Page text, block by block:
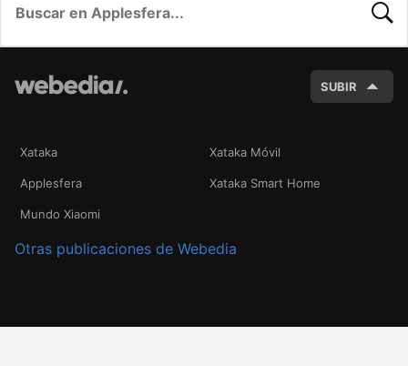
SUBIR
Xataka Xataka Móvil
Applesfera Xataka Smart Home
Mundo Xiaomi
Otras publicaciones de Webedia